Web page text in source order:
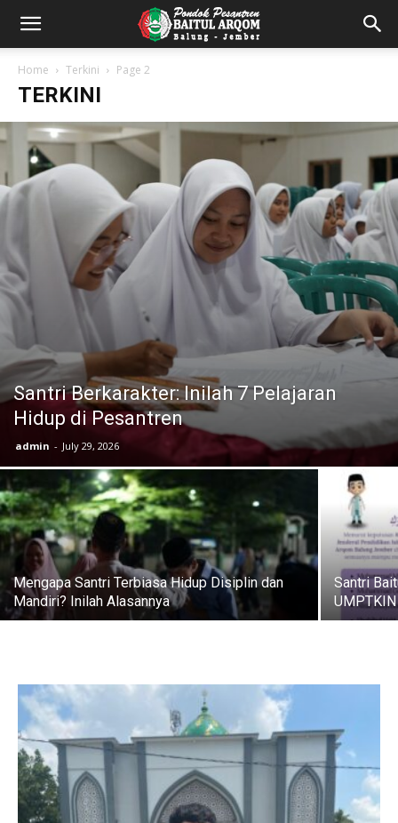
Home Terkini Page 2
TERKINI
Santri Berkarakter: Inilah 7 Pelajaran
Hidup di Pesantren
admin - July 29, 2026
Mengapa Santri Terbiasa Hidup Disiplin dan
Mandiri? Inilah Alasannya
Santri